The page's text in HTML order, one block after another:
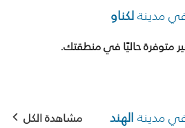
مدينةلكناو
متوفرة حاليًا في منطقتك.
مدينة الهند مشاهدة الكل